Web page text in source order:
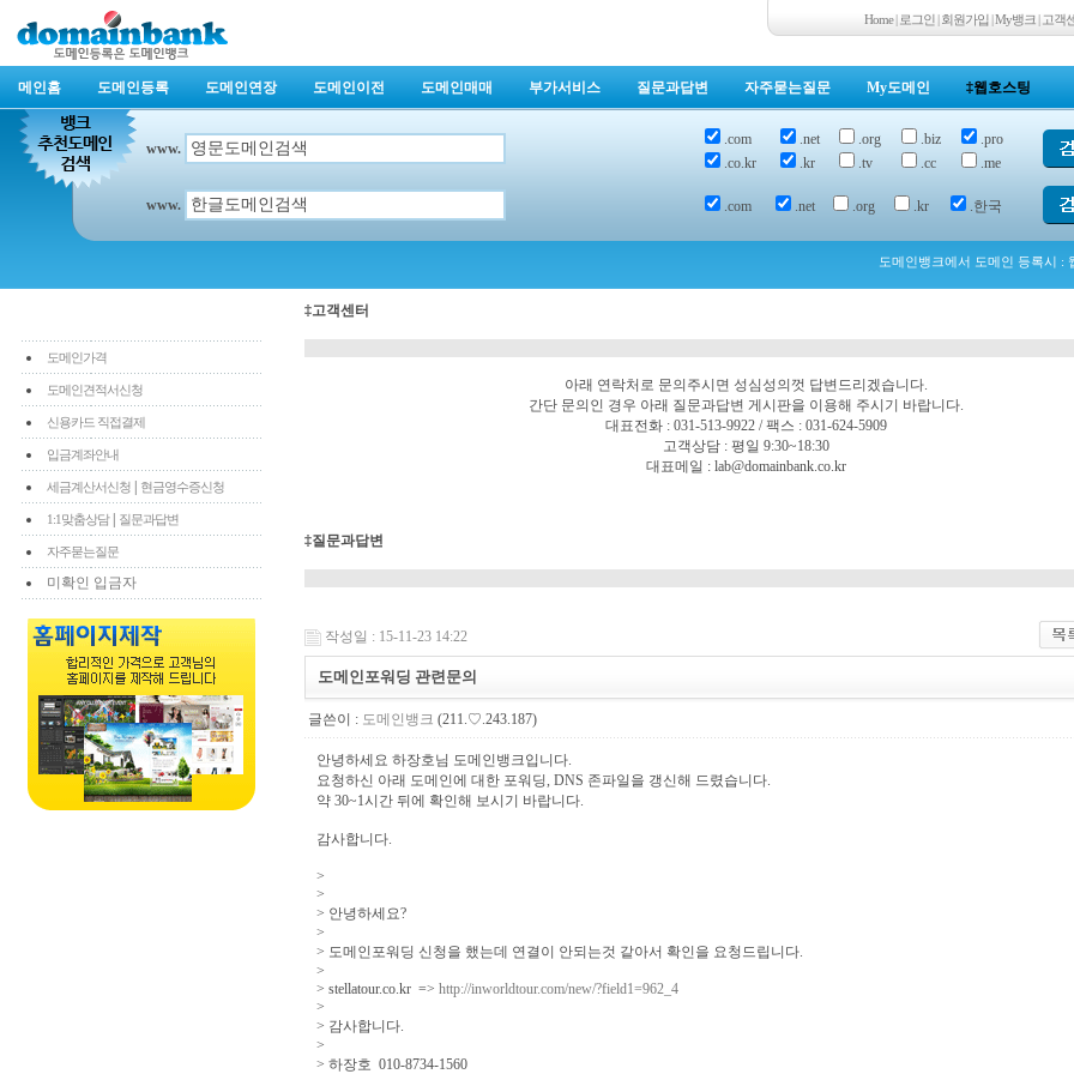
Home| 로그인|회원가입|My뱅크| 고객
메인홈 도메인등록 도메인연장 도메인이전 도메인매매 부가서비스 질문과답변 자주묻는질문 My도메인 ‡웹호스팅
www.
.com .net .org .biz
.pro
.co.kr
.kr .tv .cc .me
www. .com .net .org .kr .한국
도메인뱅크에서 도메인 등록시 :
도메인가격
도메인견적서신청
신용카드 직접결제
입금계좌안내
세금계산서신청 현금영수증신청
1:1맞춤상담| 질문과답변
자주묻는질문
미확인 입금자
‡고객센터
아래 연락처로 문의주시면 성심성의껏 답변드리겠습니다.
간단 문의인 경우 아래 질문과답변 게시판을 이용해 주시기 바랍니다.
대표전화 : 031-513-9922 / 팩스 : 031-624-5909
고객상담 : 평일 9:30~18:30
대표메일 : lab@domainbank.co.kr
‡질문과답변
작성일 : 15-11-23 14:22
도메인포워딩 관련문의
글쓴이 : 도메인뱅크 (211.♡.243.187)
안녕하세요 하장호님 도메인뱅크입니다.
요청하신 아래 도메인에 대한 포워딩, DNS 존파일을 갱신해 드렸습니다.
약 30~1시간 뒤에 확인해 보시기 바랍니다.
감사합니다.
>
>
> 안녕하세요?
>
> 도메인포워딩 신청을 했는데 연결이 안되는것 같아서 확인을 요청드립니다.
>
> stellatour.co.kr => http://inworldtour.com/new/?field1=962_4
>
> 감사합니다.
>
> 하장호 010-8734-1560